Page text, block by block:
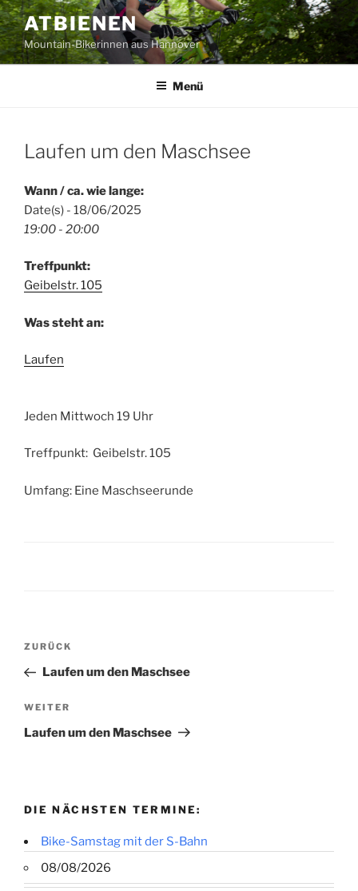
Zum
Inhalt
springen
ATBIENEN
Mountain-Bikerinnen aus Hannover
Menü
Laufen um den Maschsee
Wann / ca. wie lange:
Date(s) - 18/06/2025
19:00 - 20:00
Treffpunkt:
Geibelstr. 105
Was steht an:
Laufen
Jeden Mittwoch 19 Uhr
Treffpunkt: Geibelstr. 105
Umfang: Eine Maschseerunde
Beitragsnavigation
Vorheriger
Beitrag
ZURÜCK
Laufen um den Maschsee
Nächster
Beitrag
WEITER
Laufen um den Maschsee
DIE NÄCHSTEN TERMINE:
Bike-Samstag mit der S-Bahn
08/08/2026